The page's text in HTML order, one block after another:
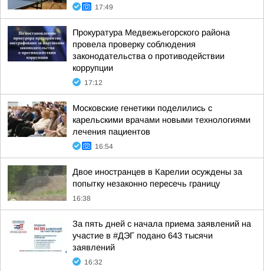
17:49
Прокуратура Медвежьегорского района
провела проверку соблюдения
законодательства о противодействии
коррупции
17:12
Московские генетики поделились с
карельскими врачами новыми технологиями
лечения пациентов
16:54
Двое иностранцев в Карелии осуждены за
попытку незаконно пересечь границу
16:38
За пять дней с начала приема заявлений на
участие в #ДЭГ подано 643 тысячи
заявлений
16:32